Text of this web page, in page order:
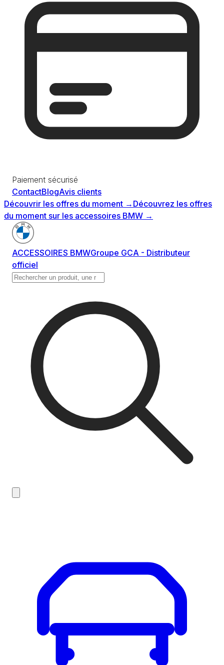
Paiement sécurisé
ContactBlogAvis clients
Découvrir les offres du moment → Découvrez les offres
du moment sur les accessoires BMW →
ACCESSOIRES BMWGroupe GCA - Distributeur
officiel